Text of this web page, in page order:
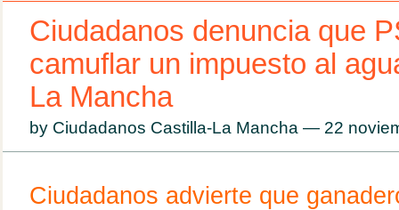
Ciudadanos denuncia que
camuflar un impuesto al
La Mancha
by Ciudadanos Castilla-La Mancha — 22
Ciudadanos advierte que